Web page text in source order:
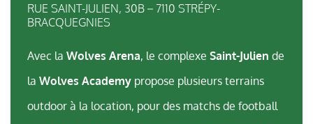
RUE SAINT-JULIEN, 30B – 7110 STRÉPY-
BRACQUEGNIES
Avec la Wolves Arena, le complexe Saint-Julien de
la Wolves Academypropose plusieurs terrains
outdoor à la location, pour des matchs de football